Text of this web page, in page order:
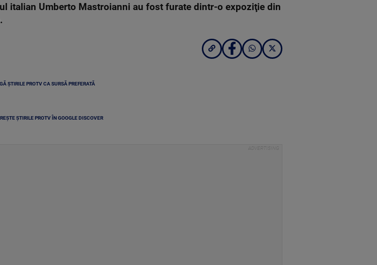
italian Umberto Mastroianni au fost furate dintr-o expoziţie din
ȘTIRILE PROTV CA SURSĂ PREFERATĂ
ȘTIRILE PROTV ÎN GOOGLE DISCOVER